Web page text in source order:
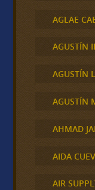
AGLAE
AGUSTÍN
AGUSTÍN
AGUSTÍN
AHMAD
AIDA
AIR